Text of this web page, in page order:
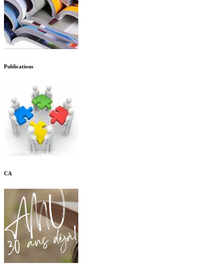
Publications
CA